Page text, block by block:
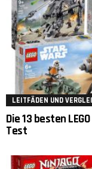
LEITFÄDEN UND
Die 13 besten
Test